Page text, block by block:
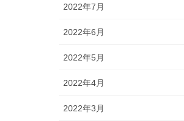
2022年7月
2022年6月
2022年5月
2022年4月
2022年3月